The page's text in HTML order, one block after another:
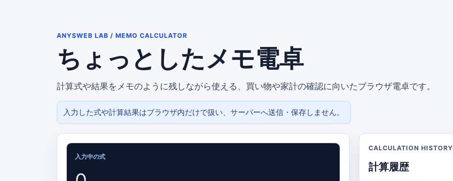
ANYSWEB LAB / MEMO CALCULATOR
ちょっとしたメモ電卓
計算式や結果をメモのように残しながら使える、買い物や家計の確認に向いたブラウザ電卓です。
入力した式や計算結果はブラウザ内だけで扱い、サーバーへ送信・保存しません。
入力中の式
CALCULATION HISTORY
計算履歴